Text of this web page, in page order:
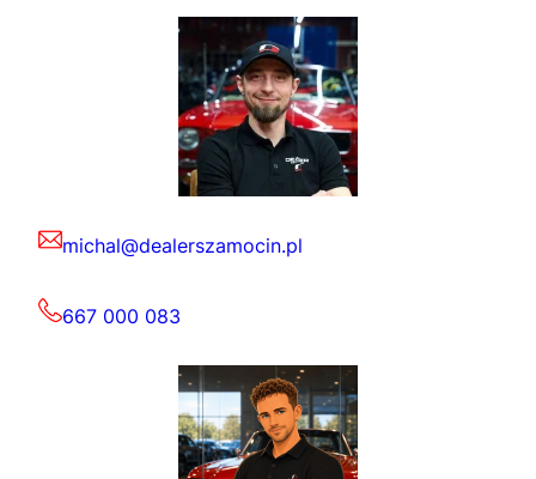
michal@dealerszamocin.pl
667 000 083